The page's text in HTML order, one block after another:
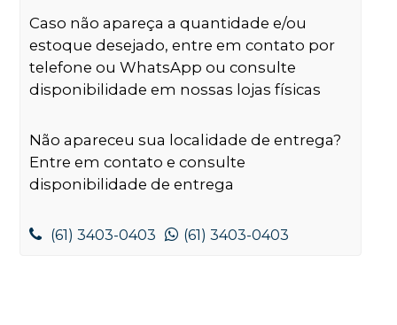
Caso não apareça a quantidade e/ou
estoque desejado, entre em contato por
telefone ou WhatsApp ou consulte
disponibilidade em nossas lojas físicas
Não apareceu sua localidade de entrega?
Entre em contato e consulte
disponibilidade de entrega
(61) 3403-0403 (61) 3403-0403